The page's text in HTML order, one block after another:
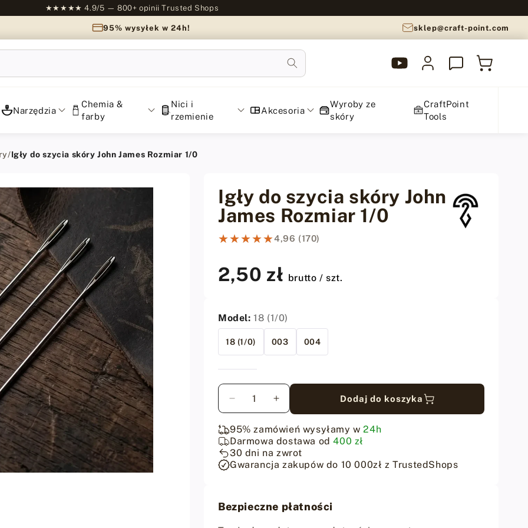
★★★★★ 4.9/5 — 800+ opinii Trusted Shops
95% wysyłek w 24h! sklep@craft-point.com
YouTube
CraftPoint
Zaloguj
się
Koszyk
Narzędzia
Chemia &
farby
Nici i
rzemienie
Akcesoria
Wyroby ze
skóry
CraftPoint
Tools
/Igły do szycia skóry John James Rozmiar 1/0
Igły do szycia skóry John
James Rozmiar 1/0
★★★★★
★★★★★4,96 (170)
Cena
regularna
2,50 zł brutto / szt.
Model:18 (1/0)
18 (1/0) 003 004
Ilość
Zmniejsz
ilość
dla
Igły
do
szycia
James
Rozmiar
Zwiększ
ilość
dla
Igły
do
szycia
James
Rozmiar
Dodaj do koszyka
95% zamówień wysyłamy w24h
Darmowa dostawa od400 zł
30 dni na zwrot
Gwarancja zakupów do 10 000zł z TrustedShops
Bezpieczne płatności